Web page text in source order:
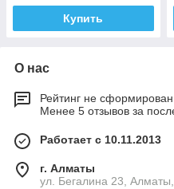
Купить
О нас
Рейтинг не сформирован
Менее 5 отзывов за
Работает с 10.11.2013
г. Алматы
ул. Бегалина 23, Алматы,